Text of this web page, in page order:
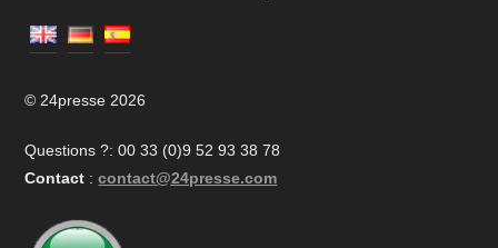
© 24presse 2026
Questions ?: 00 33 (0)9 52 93 38 78
Contact : contact@24presse.com